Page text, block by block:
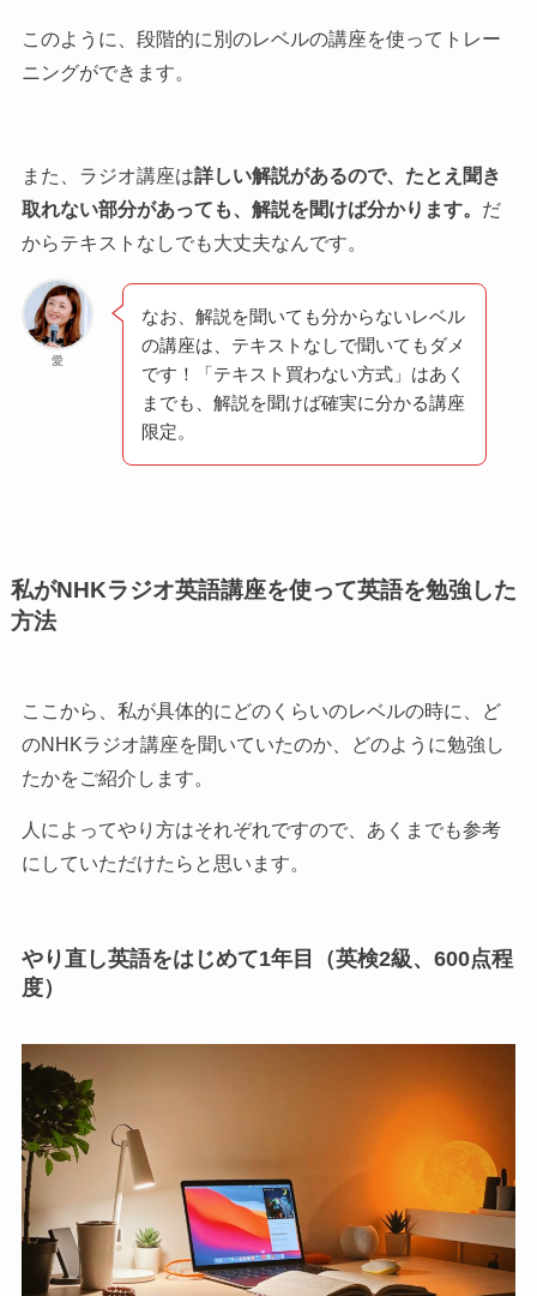
このように、段階的に別のレベルの講座を使ってトレー
ニングができます。
また、ラジオ講座は詳しい解説があるので、たとえ聞き
取れない部分があっても、解説を聞けば分かります。 だ
からテキストなしでも大丈夫なんです。
愛
なお、解説を聞いても分からないレベル
の講座は、テキストなしで聞いてもダメ
です！「テキスト買わない方式」はあく
までも、解説を聞けば確実に分かる講座
限定。
私がNHKラジオ英語講座を使って英語を勉強した
方法
ここから、私が具体的にどのくらいのレベルの時に、ど
のNHKラジオ講座を聞いていたのか、どのように勉強し
たかをご紹介します。
人によってやり方はそれぞれですので、あくまでも参考
にしていただけたらと思います。
やり直し英語をはじめて1年目（英検2級、600点程
度）